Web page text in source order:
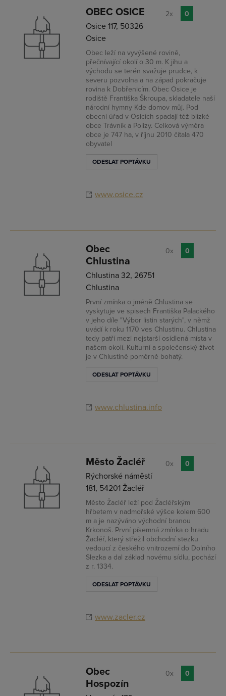
OBEC OSICE
Osice 117, 50326
Osice
Obec leží na vyvýšené rovině,
přečnívající okolí o 30 m. K jihu a
východu se terén svažuje prudce, k
severu pozvolna a na západ pokračuje
rovina k Dobřenicím. Obec Osice je
rodiště Františka Škroupa, skladatele naší
národní hymny Kde domov můj. Pod
obecní úřad v Osicích spadají též blízké
obce Trávník a Polizy. Celková výměra
obce je 747 ha, v říjnu 2010 čítala 470
obyvatel
ODESLAT POPTÁVKU
www.osice.cz
2x 0
Obec
Chlustina
Chlustina 32, 26751
Chlustina
První zmínka o jméně Chlustina se
vyskytuje ve spisech Františka Palackého
v jeho díle "Výbor listin starých", v němž
uvádí k roku 1170 ves Chlustinu. Chlustina
tedy patří mezi nejstarší osídlená místa v
našem okolí. Kulturní a společenský život
je v Chlustině poměrně bohatý.
ODESLAT POPTÁVKU
www.chlustina.info
0x 0
Město Žacléř
Rýchorské náměstí
181, 54201 Žacléř
Město Žacléř leží pod Žacléřským
hřbetem v nadmořské výšce kolem 600
m a je nazýváno východní branou
Krkonoš. První písemná zmínka o hradu
Žacléř, který střežil obchodní stezku
vedoucí z českého vnitrozemí do Dolního
Slezka a dal základ novému sídlu, pochází
z r. 1334.
ODESLAT POPTÁVKU
www.zacler.cz
0x 0
Obec
Hospozín
0x 0